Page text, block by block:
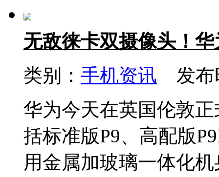
无敌徕卡双摄像头！
类别： 手机资讯 发布
华为今天在英国伦敦
括标准版P9、高配版
用金属加玻璃一体化